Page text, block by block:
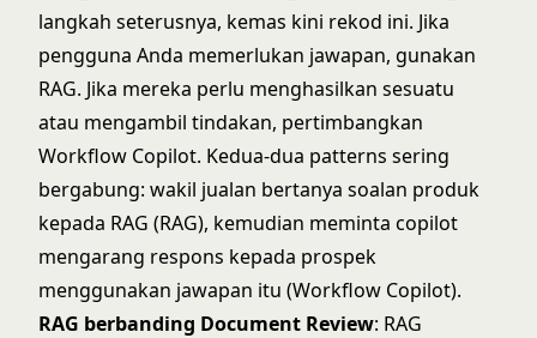
langkah seterusnya, kemas kini rekod ini. Jika
pengguna Anda memerlukan jawapan, gunakan
RAG. Jika mereka perlu menghasilkan sesuatu
atau mengambil tindakan, pertimbangkan
Workflow Copilot. Kedua-dua patterns sering
bergabung: wakil jualan bertanya soalan produk
kepada RAG (RAG), kemudian meminta copilot
mengarang respons kepada prospek
menggunakan jawapan itu (Workflow Copilot).
RAG berbanding Document Review: RAG